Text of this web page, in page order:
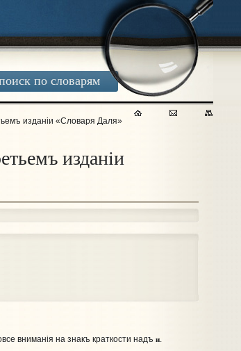
по словарям
изданiи «Словаря Даля»
изданiи
вниманiя на знакъ краткости надъ и.